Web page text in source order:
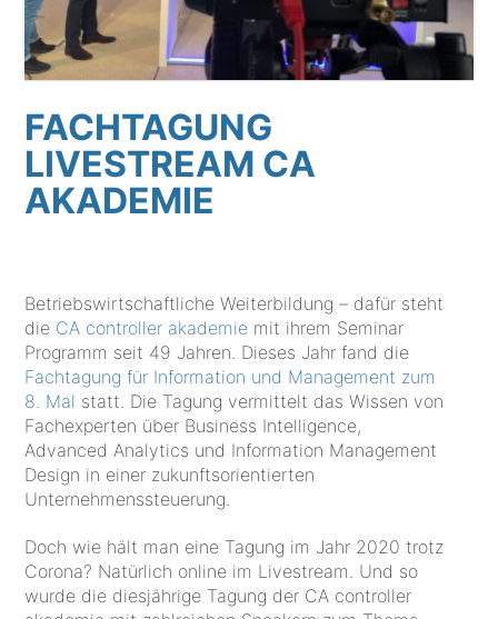
FACHTAGUNG
LIVESTREAM CA
AKADEMIE
Betriebswirtschaftliche Weiterbildung – dafür steht
die CA controller akademie mit ihrem Seminar
Programm seit 49 Jahren. Dieses Jahr fand die
Fachtagung für Information und Management zum
8. Mal statt. Die Tagung vermittelt das Wissen von
Fachexperten über Business Intelligence,
Advanced Analytics und Information Management
Design in einer zukunftsorientierten
Unternehmenssteuerung.
Doch wie hält man eine Tagung im Jahr 2020 trotz
Corona? Natürlich online im Livestream. Und so
wurde die diesjährige Tagung der CA controller